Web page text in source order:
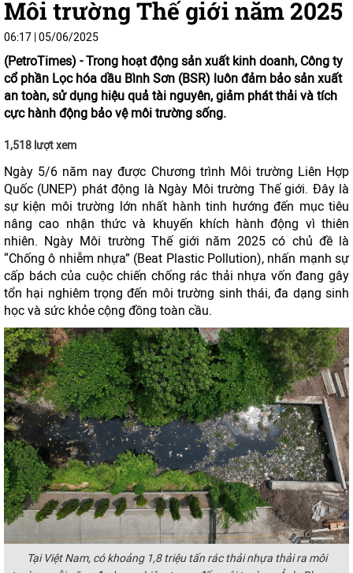
Môi trường Thế giới năm 2025
06:17 | 05/06/2025
(PetroTimes) -Trong hoạt động sản xuất kinh doanh, Công ty
cổ phần Lọc hóa dầu Bình Sơn (BSR) luôn đảm bảo sản xuất
an toàn, sử dụng hiệu quả tài nguyên, giảm phát thải và tích
cực hành động bảo vệ môi trường sống.
1,518 lượt xem
Ngày 5/6 năm nay được Chương trình Môi trường Liên Hợp
Quốc (UNEP) phát động là Ngày Môi trường Thế giới. Đây là
sự kiện môi trường lớn nhất hành tinh hướng đến mục tiêu
nâng cao nhận thức và khuyến khích hành động vì thiên
nhiên. Ngày Môi trường Thế giới năm 2025 có chủ đề là
“Chống ô nhiễm nhựa” (Beat Plastic Pollution), nhấn mạnh sự
cấp bách của cuộc chiến chống rác thải nhựa vốn đang gây
tổn hại nghiêm trọng đến môi trường sinh thái, đa dạng sinh
học và sức khỏe cộng đồng toàn cầu.
Tại Việt Nam, có khoảng 1,8 triệu tấn rác thải nhựa thải ra môi